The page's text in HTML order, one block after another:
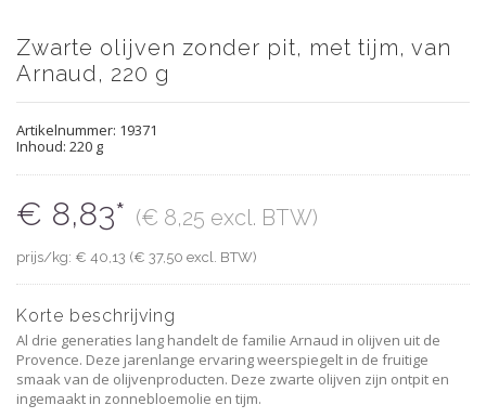
Zwarte olijven zonder pit, met tijm, van
Arnaud, 220 g
Artikelnummer: 19371
Inhoud: 220 g
€ 8,83* (€ 8,25 excl. BTW)
prijs/kg: € 40,13 (€ 37,50 excl. BTW)
Korte beschrijving
Al drie generaties lang handelt de familie Arnaud in olijven uit de
Provence. Deze jarenlange ervaring weerspiegelt in de fruitige
smaak van de olijvenproducten. Deze zwarte olijven zijn ontpit en
ingemaakt in zonnebloemolie en tijm.